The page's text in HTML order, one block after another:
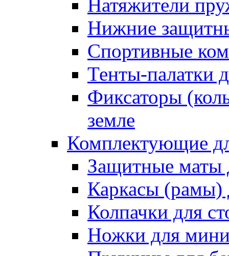
Натяжители
Нижние
Спортивные
Тенты-палатки
Фиксаторы
земле
Комплектующие
Защитные маты
Каркасы (рамы)
Колпачки для
Ножки для